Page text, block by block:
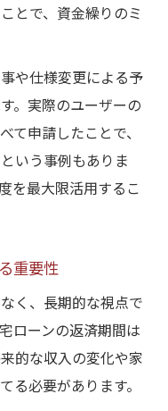
とで、資金繰りのミ
や仕様変更による予
。実際のユーザーの
て申請したことで、
いう事例もありま
を最大限活用するこ
重要性
く、長期的な視点で
ローンの返済期間は
的な収入の変化や家
る必要があります。